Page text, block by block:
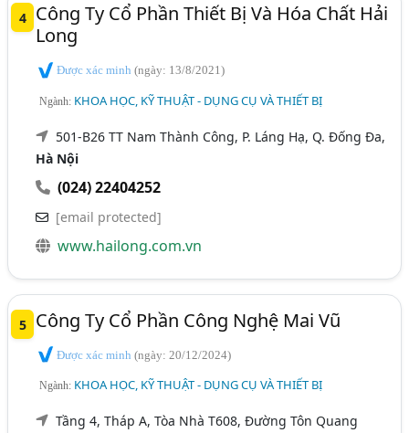
4
Công Ty Cổ Phần Thiết Bị Và Hóa Chất Hải
Long
Được xác minh(ngày: 13/8/2021)
Ngành: KHOA HỌC, KỸ THUẬT - DỤNG CỤ VÀ THIẾT BỊ
501-B26 TT Nam Thành Công, P. Láng Hạ, Q. Đống Đa,
Hà Nội
(024) 22404252
[email protected]
www.hailong.com.vn
5 Công Ty Cổ Phần Công Nghệ Mai Vũ
Được xác minh(ngày: 20/12/2024)
Ngành: KHOA HỌC, KỸ THUẬT - DỤNG CỤ VÀ THIẾT BỊ
Tầng 4, Tháp A, Tòa Nhà T608, Đường Tôn Quang